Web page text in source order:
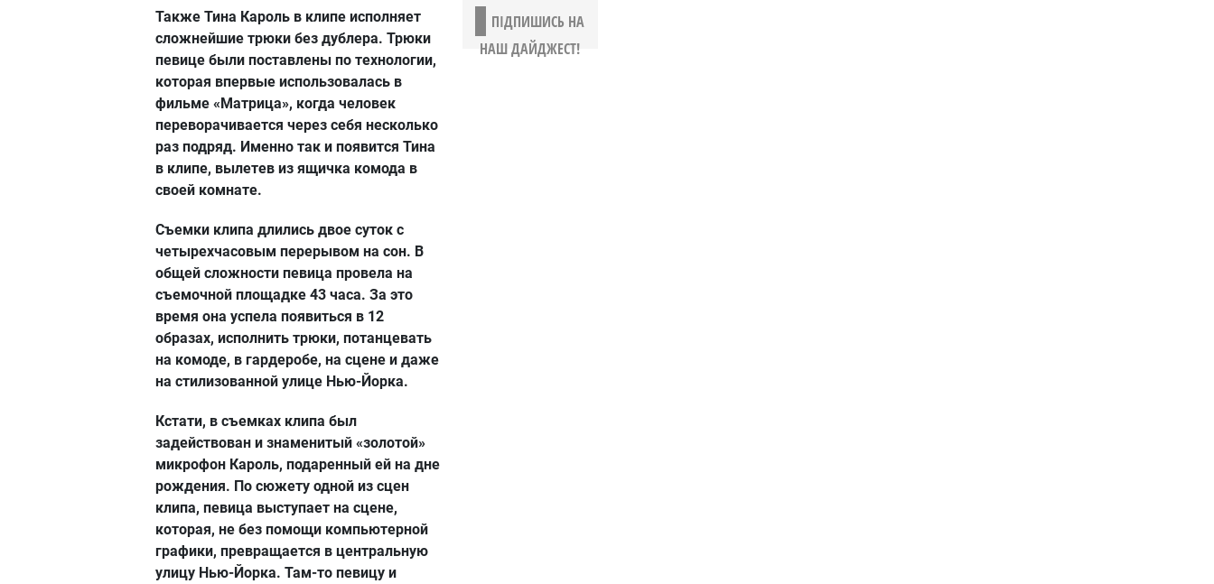
Также Тина Кароль в клипе исполняет
сложнейшие трюки без дублера. Трюки
певице были поставлены по технологии,
которая впервые использовалась в
фильме «Матрица», когда человек
переворачивается через себя несколько
раз подряд. Именно так и появится Тина
в клипе, вылетев из ящичка комода в
своей комнате.
Съемки клипа длились двое суток с
четырехчасовым перерывом на сон. В
общей сложности певица провела на
съемочной площадке 43 часа. За это
время она успела появиться в 12
образах, исполнить трюки, потанцевать
на комоде, в гардеробе, на сцене и даже
на стилизованной улице Нью-Йорка.
Кстати, в съемках клипа был
задействован и знаменитый «золотой»
микрофон Кароль, подаренный ей на дне
рождения. По сюжету одной из сцен
клипа, певица выступает на сцене,
которая, не без помощи компьютерной
графики, превращается в центральную
улицу Нью-Йорка. Там-то певицу и
ПІДПИШИСЬ НА
НАШ ДАЙДЖЕСТ!